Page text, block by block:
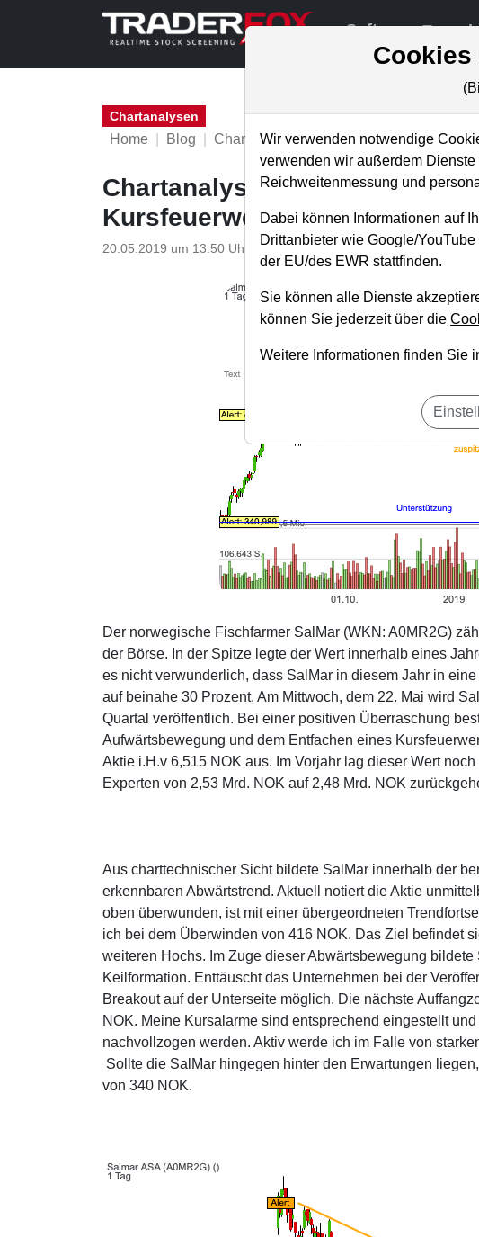
Software
Chartanalysen
Home Blog Chartanalysen
Chartanalyse SalMar: wieso
Kursfeuerwerk entfachen
20.05.2019 um 13:50 Uhr P. Uhlschmied
Der norwegische Fischfarmer SalMar (WKN: A0MR2G)
der Börse. In der Spitze legte der Wert innerhalb eines
es nicht verwunderlich, dass SalMar in diesem Jahr in
auf beinahe 30 Prozent. Am Mittwoch, dem 22. Mai wird
Quartal veröffentlich. Bei einer positiven Überraschung
Aufwärtsbewegung und dem Entfachen eines
Aktie i.H.v 6,515 NOK aus. Im Vorjahr lag dieser Wert
Experten von 2,53 Mrd. NOK auf 2,48 Mrd. NOK
Aus charttechnischer Sicht bildete SalMar innerhalb der
erkennbaren Abwärtstrend. Aktuell notiert die Aktie
oben überwunden, ist mit einer übergeordneten
ich bei dem Überwinden von 416 NOK. Das Ziel befindet
weiteren Hochs. Im Zuge dieser Abwärtsbewegung
Keilformation. Enttäuscht das Unternehmen bei der
Breakout auf der Unterseite möglich. Die nächste
NOK. Meine Kursalarme sind entsprechend eingestellt
nachvollzogen werden. Aktiv werde ich im Falle von
Sollte die SalMar hingegen hinter den Erwartungen
von 340 NOK.
Wir verwenden notwendige
verwenden wir außerdem
Reichweitenmessung und
Dabei können Informationen auf
Drittanbieter wie Google/
der EU/des EWR stattfinden.
Sie können alle Dienste
können Sie jederzeit über die
Weitere Informationen finden Sie